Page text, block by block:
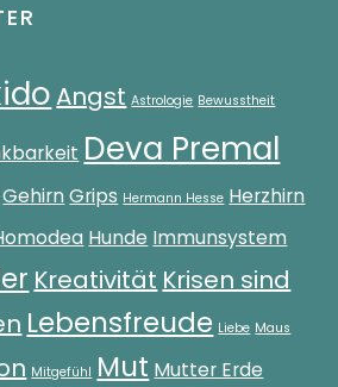
Angst Astrologie Bewusstheit
Deva Premal
Gehirn Grips Hermann Hesse Herzhirn
Hunde Immunsystem
Kreativität Krisen sind
Lebensfreude Liebe Maus
Mitgefühl Mut Mutter Erde